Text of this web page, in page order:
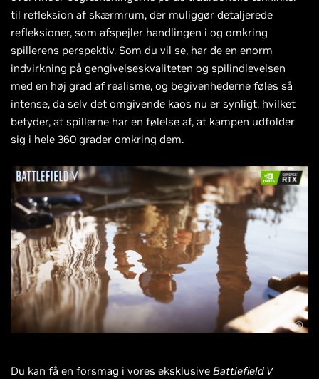
til refleksion af skærmrum, der muliggør detaljerede
refleksioner, som afspejler handlingen i og omkring
spillerens perspektiv. Som du vil se, har de en enorm
indvirkning på gengivelseskvaliteten og spilindlevelsen
med en høj grad af realisme, og begivenhederne føles så
intense, da selv det omgivende kaos nu er synligt, hvilket
betyder, at spillerne har en følelse af, at kampen udfolder
sig i hele 360 grader omkring dem.
Du kan få en forsmag i vores eksklusive Battlefield V